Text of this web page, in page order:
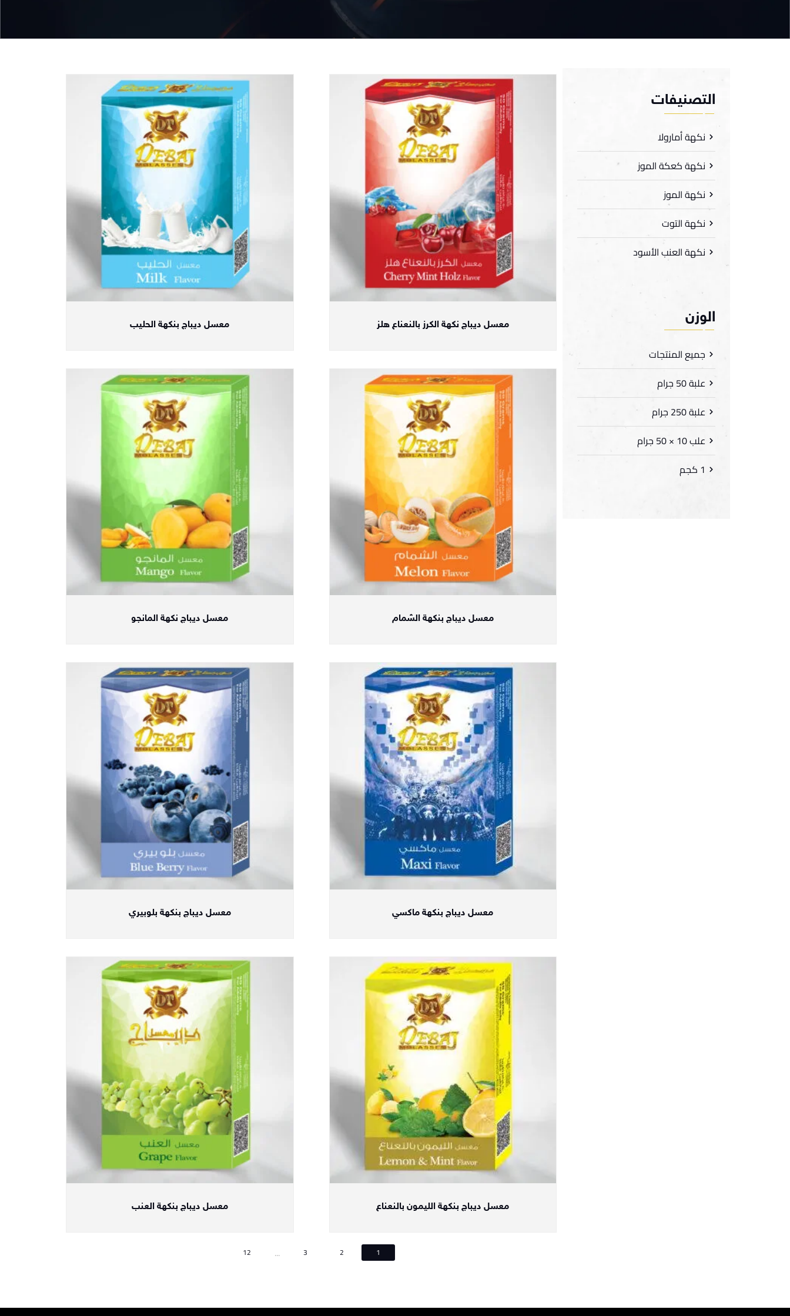
التصنيفات
نكهة أمارولا
نكهة كعكة الموز
نكهة الموز
نكهة التوت
نكهة العنب الأسود
الوزن
جميع المنتجات
علبة 50 جرام
علبة 250 جرام
علب 10 × 50 جرام
1 كجم
معسل ديباج نكهة الكرز بالنعناع هلز معسل ديباج بنكهة الحليب
معسل ديباج بنكهة الشمام معسل ديباج نكهة المانجو
معسل ديباج بنكهة ماكسي معسل ديباج بنكهة بلوبيري
معسل ديباج بنكهة الليمون بالنعناع معسل ديباج بنكهة العنب
1
2
3
...
12